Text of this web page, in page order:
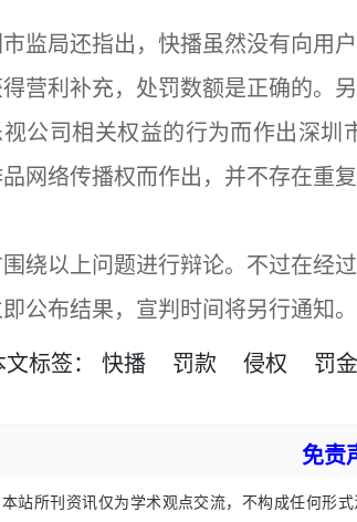
监局还指出，快播虽然没有向用
营利补充，处罚数额是正确的。
公司相关权益的行为而作出深
网络传播权而作出，并不存在重复
绕以上问题进行辩论。不过在经
公布结果，宣判时间将另行通知
文标签： 快播 罚款 侵权 罚金
免责
本站所刊资讯仅为学术观点交流，不构成任何形